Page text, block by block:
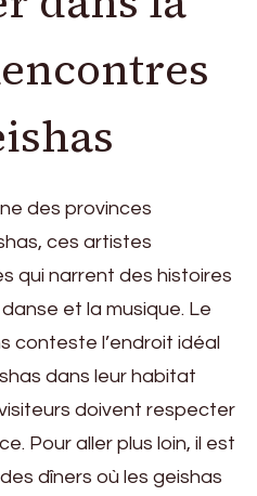
des provinces
ces artistes
qui narrent des histoires
et la musique. Le
conteste l’endroit idéal
dans leur habitat
doivent respecter
Pour aller plus loin, il est
dîners où les geishas